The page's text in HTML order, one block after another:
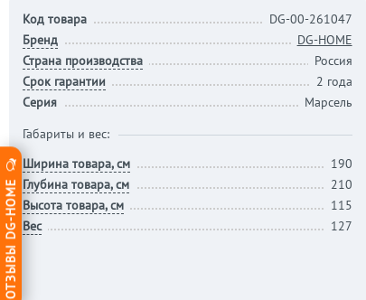
ОТЗЫВЫ DG-HOME
Код товара
DG-00-261047
Бренд
DG-HOME
Страна производства
Россия
Срок гарантии
2 года
Серия
Марсель
Габариты и вес:
Ширина товара, см
190
Глубина товара, см
210
Высота товара, см
115
Вес
127